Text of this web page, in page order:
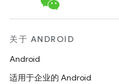
关于 ANDROID
Android
适用于企业的 Android